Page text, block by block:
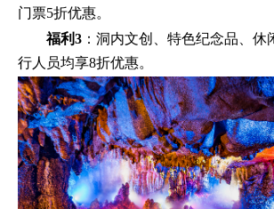
门票5折优惠。
福利3 ：洞内文创、特色纪念品、休
行人员均享8折优惠。